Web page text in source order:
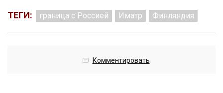
ТЕГИ: граница с Россией Иматр Финляндия
Комментировать